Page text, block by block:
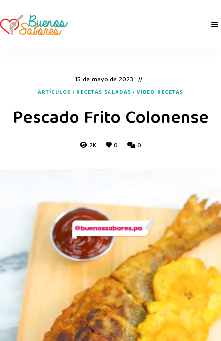
15 de mayo de 2023
ARTÍCULOS / RECETAS SALADAS / VIDEO RECETAS
Pescado Frito Colonense
2K 0 0